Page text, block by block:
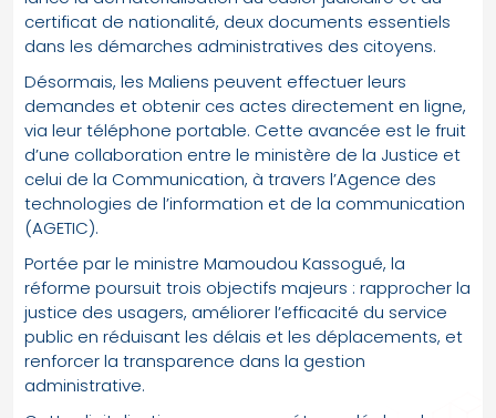
certificat de nationalité, deux documents essentiels
dans les démarches administratives des citoyens.
Désormais, les Maliens peuvent effectuer leurs
demandes et obtenir ces actes directement en ligne,
via leur téléphone portable. Cette avancée est le fruit
d’une collaboration entre le ministère de la Justice et
celui de la Communication, à travers l’Agence des
technologies de l’information et de la communication
(AGETIC).
Portée par le ministre Mamoudou Kassogué, la
réforme poursuit trois objectifs majeurs : rapprocher la
justice des usagers, améliorer l’efficacité du service
public en réduisant les délais et les déplacements, et
renforcer la transparence dans la gestion
administrative.